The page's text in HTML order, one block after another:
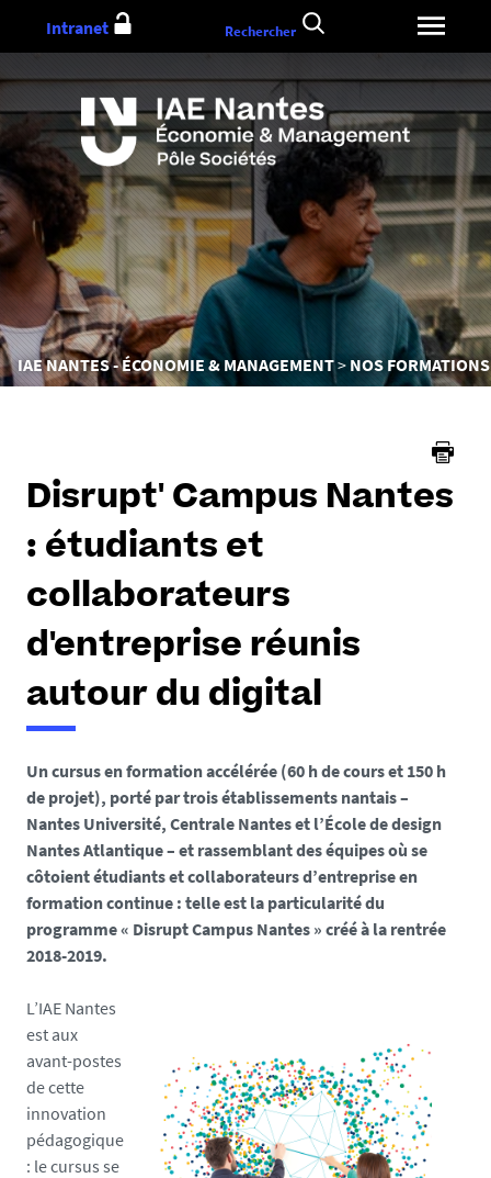
au
Vous
êtes
IAE NANTES - ÉCONOMIE & MANAGEMENT NOS FORMATIONS
Intranet Rechercher
Disrupt' Campus Nantes
: étudiants et
collaborateurs
d'entreprise réunis
autour du digital
Un cursus en formation accélérée (60 h de cours et 150 h
de projet), porté par trois établissements nantais –
Nantes Université, Centrale Nantes et l’École de design
Nantes Atlantique – et rassemblant des équipes où se
côtoient étudiants et collaborateurs d’entreprise en
formation continue : telle est la particularité du
programme « Disrupt Campus Nantes » créé à la rentrée
2018-2019.
L’IAE Nantes
est aux
avant-postes
de cette
innovation
pédagogique
: le cursus se